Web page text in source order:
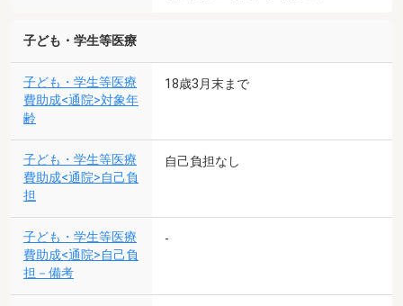
子ども・学生等医療
子ども・学生等医療
費助成<通院>対象年
齢
18歳3月末まで
子ども・学生等医療
費助成<通院>自己負
担
自己負担なし
子ども・学生等医療
費助成<通院>自己負
担－備考
-